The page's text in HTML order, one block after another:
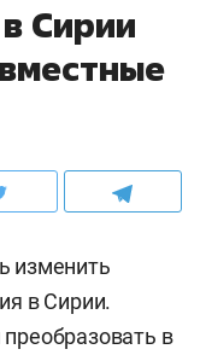
Сирии
изменить
в Сирии.
в